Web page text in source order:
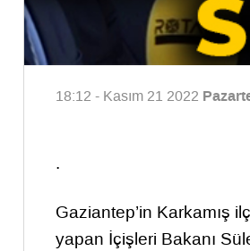
18:12 - Kasım 21 2022
.
Gaziantep’in Karkamış
yapan İçişleri Bakanı